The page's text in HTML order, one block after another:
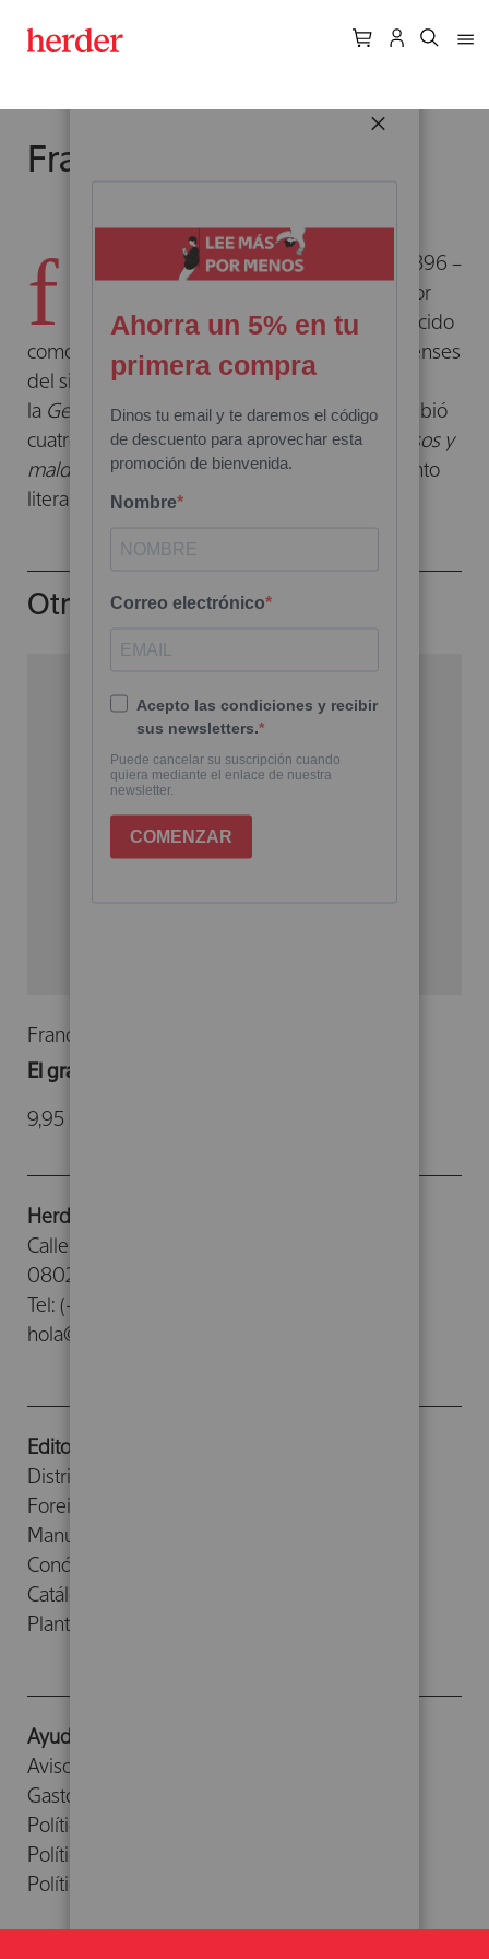
Francis Scott Fitzgerald
f rancis Scott Key Fitzgerald(Minnesota, 1896 –
California, 1940) fue un novelista y escritor
estadounidense de historias cortas, conocido
como uno de los mejores autores estadounidenses
del siglo XX. Es considerado miembro de
la Generación Perdida de los años veinte. Escribió
cuatro novelas:Al este del paraíso, Los hermosos y
malditos, El gran Gatsby(la cumbre de su talento
literario) ySuave es la noche
Otros libros del autor
Francis Scott Fitzgerald
El gran Gatsby
9,95 €
Herder Editorial
Calle Provenza, 388
08025 - Barcelona
Tel: (+34) 93 476 26 26
hola@herdereditorial.com
Editorial
Distribuidores
Foreign Rights
Manuscritos
Conócenos
Catálogos
Planta Baja
Ayuda
Aviso legal
Gastos de envío
Política de devoluciones
Política de cookies
Política de privacidad